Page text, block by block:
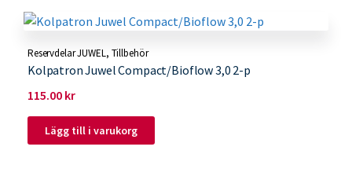
Reservdelar JUWEL, Tillbehör
Kolpatron Juwel Compact/Bioflow 3,0 2-p
115.00 kr
Lägg till i varukorg